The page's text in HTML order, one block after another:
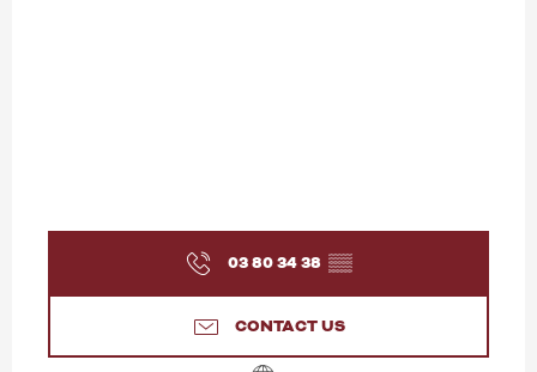
03 80 34 38 ▒▒
CONTACT US